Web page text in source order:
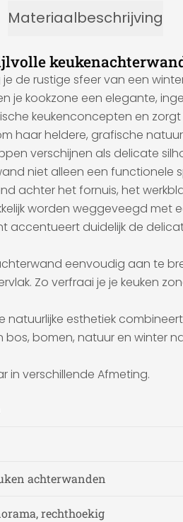
Materiaalbeschrijving
de rustige sfeer van een
je kookzone een elegante,
keukenconcepten en
haar heldere, grafische
verschijnen als delicate
niet alleen een functionele
achter het fornuis, het
worden weggeveegd
accentueert duidelijk de
eenvoudig aan te
Zo verfraai je je keuken
natuurlijke esthetiek
bomen, natuur en winter
in verschillende Afmeting.
achterwanden
rechthoekig